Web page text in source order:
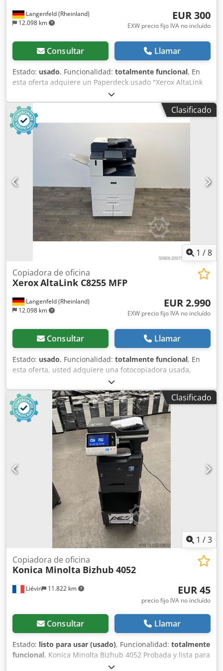
Langenfeld (Rheinland)
12.098 km
EUR 300
EXW precio fijo IVA no incluído
Consultar Llamar
Estado: usado, Funcionalidad: totalmente funcional, En
esta oferta adquiere un Paperdeck usado "Xerox AltaLink
C81xx" Objeto de la venta: 1 x Paperdeck Xerox AltaLink
C81xx como accesorio Estado: Dksdpfx Akowymkvjisr Se
trata de un dispositivo usado, que puede mostrar signos
de uso (pequeños arañazos o amarilleamientos). El
dispositivo ha sido probado y es funcional. Embalaje y
envío: Puede ver el dispositivo durante nuestro horario
comercial. ¡Por favor, concierte una cita! Embalaje
marítimo y envío internacional disponibles bajo consulta.
Para más información, no dude en ponerse en contacto
con nosotros personalmente.
Clasificado
1 /8
Langenfeld (Rheinland)
12.098 km
Copiadora de oficina
XeroxAltaLink C8255 MFP
EUR 2.990
EXW precio fijo IVA no incluído
Consultar Llamar
Estado: usado, Funcionalidad: totalmente funcional, En
esta oferta, usted adquiere una fotocopiadora usada,
modelo "Xerox AltaLink C8255 MFP". Objeto de la venta: 1
unidad de Xerox AltaLink C8255 MFP Lecturas del contador:
Total en blanco y negro: aprox. 1.795 impresiones Total en
color: aprox. 3.634 impresiones Total: aprox. 5.429
impresiones Dkjdpfjzb Akyex Akijr Estado: Esta oferta
corresponde a un dispositivo usado que podría presentar
señales de uso (pequeños arañazos o decoloraciones). El
dispositivo ha sido probado y funciona correctamente.
Embalaje y envío: Puede venir a ver el dispositivo durante
nuestro horario de atención al público. ¡Por favor,
concertar una cita! Se puede proporcionar un embalaje
adecuado para el transporte marítimo y realizar envíos a
nivel mundial, previa solicitud. Para obtener más
información, puede ponerse en contacto con nosotros
personalmente.
Clasificado
1 /3
Liévin 11.822 km
Copiadora de oficina
Konica Minolta Bizhub 4052
EUR 45
precio fijo IVA no incluído
Consultar Llamar
Estado: listo para usar (usado), Funcionalidad: totalmente
funcional, Konica Minolta Bizhub 4052 Probada y lista para
imprimir. Precio por 30 unidades: 45 € Como minorista con